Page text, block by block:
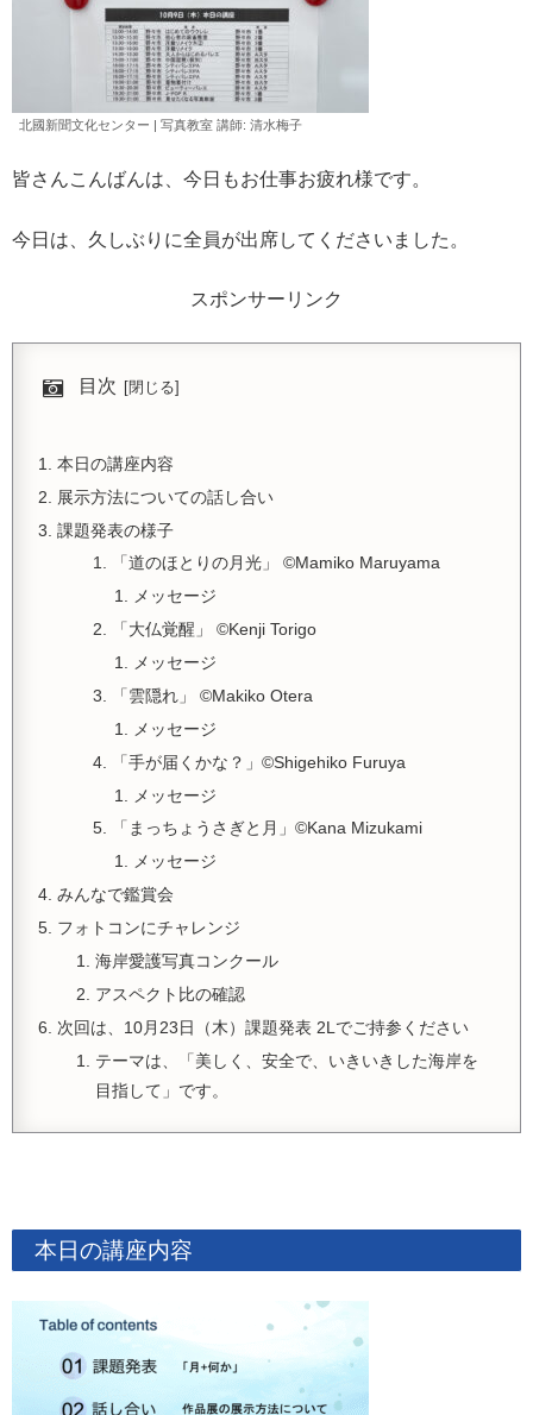
北國新聞文化センター | 写真教室 講師: 清水梅子
皆さんこんばんは、今日もお仕事お疲れ様です。
今日は、久しぶりに全員が出席してくださいました。
スポンサーリンク
目次
本日の講座内容
展示方法についての話し合い
課題発表の様子
「道のほとりの月光」 ©︎Mamiko Maruyama
メッセージ
「大仏覚醒」 ©︎Kenji Torigo
メッセージ
「雲隠れ」 ©︎Makiko Otera
メッセージ
「手が届くかな？」©︎Shigehiko Furuya
メッセージ
「まっちょうさぎと月」©︎Kana Mizukami
メッセージ
みんなで鑑賞会
フォトコンにチャレンジ
海岸愛護写真コンクール
アスペクト比の確認
次回は、10月23日（木）課題発表 2Lでご持参ください
テーマは、「美しく、安全で、いきいきした海岸を
目指して」です。
本日の講座内容